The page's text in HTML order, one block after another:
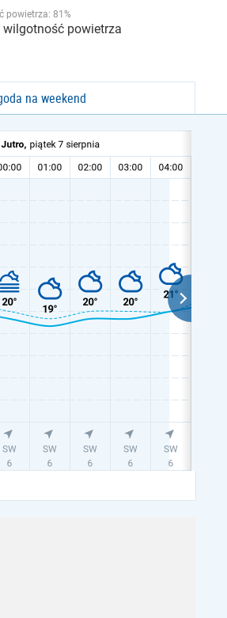
powietrza: 81 %
wilgotność powietrza
na weekend